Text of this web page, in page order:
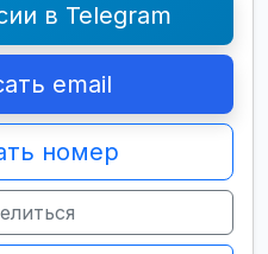
в Telegram
email
номер